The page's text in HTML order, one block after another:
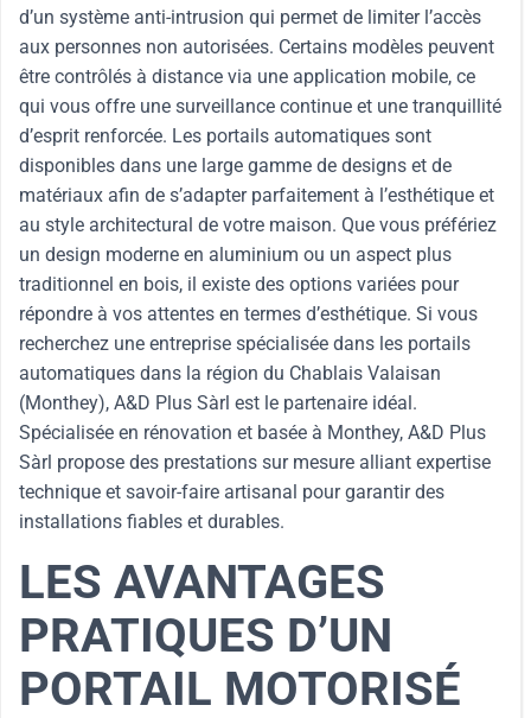
d’un système anti-intrusion qui permet de limiter l’accès
aux personnes non autorisées. Certains modèles peuvent
être contrôlés à distance via une application mobile, ce
qui vous offre une surveillance continue et une tranquillité
d’esprit renforcée. Les portails automatiques sont
disponibles dans une large gamme de designs et de
matériaux afin de s’adapter parfaitement à l’esthétique et
au style architectural de votre maison. Que vous préfériez
un design moderne en aluminium ou un aspect plus
traditionnel en bois, il existe des options variées pour
répondre à vos attentes en termes d’esthétique. Si vous
recherchez une entreprise spécialisée dans les portails
automatiques dans la région du Chablais Valaisan
(Monthey), A&D Plus Sàrl est le partenaire idéal.
Spécialisée en rénovation et basée à Monthey, A&D Plus
Sàrl propose des prestations sur mesure alliant expertise
technique et savoir-faire artisanal pour garantir des
installations fiables et durables.
LES AVANTAGES
PRATIQUES D’UN
PORTAIL MOTORISÉ